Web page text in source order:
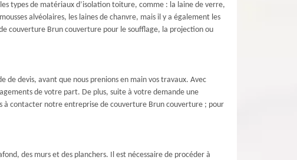
types de matériaux d’isolation toiture, comme : la laine de verre,
alvéolaires, les laines de chanvre, mais il y a également les
couverture Brun couverture pour le soufflage, la projection ou
de devis, avant que nous prenions en main vos travaux. Avec
de votre part. De plus, suite à votre demande une
à contacter notre entreprise de couverture Brun couverture ; pour
des murs et des planchers. Il est nécessaire de procéder à